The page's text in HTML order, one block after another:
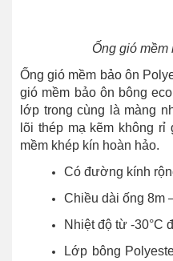
Ống gió mềm
Ống gió mềm bảo ôn
gió mềm bảo ôn bông
lớp trong cùng là màng
lõi thép mạ kẽm không
mềm khép kín hoàn hảo.
Có đường kính
Chiều dài ống 8m
Nhiệt độ từ -30°C
Lớp bông